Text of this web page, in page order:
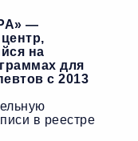
в реестре
—
на
для
c 2013